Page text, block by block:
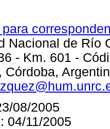
Nacional de Río
- Km. 601 -
Córdoba,
08/2005
04/11/2005